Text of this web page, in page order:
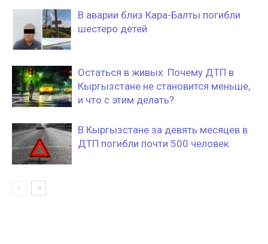
В аварии близ Кара-Балты погибли
шестеро детей
Остаться в живых. Почему ДТП в
Кыргызстане не становится меньше,
и что с этим делать?
В Кыргызстане за девять месяцев в
ДТП погибли почти 500 человек